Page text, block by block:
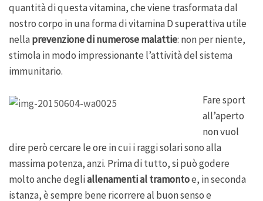
quantità di questa vitamina, che viene trasformata dal
nostro corpo in una forma di vitamina D superattiva utile
nellaprevenzione di numerose malattie: non per niente,
stimola in modo impressionante l’attività del sistema
immunitario.
Fare sport
all’aperto
non vuol
dire però cercare le ore in cui i raggi solari sono alla
massima potenza, anzi. Prima di tutto, si può godere
molto anche degliallenamenti al tramontoe, in seconda
istanza, è sempre bene ricorrere al buon senso e